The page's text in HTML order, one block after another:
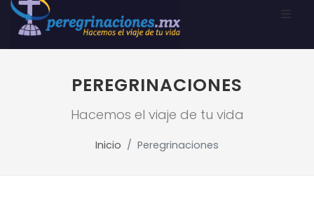
PEREGRINACIONES
Hacemos el viaje de tu vida
Inicio Peregrinaciones